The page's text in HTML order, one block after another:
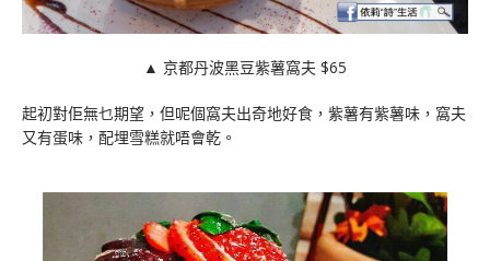
▲ 京都丹波黑豆紫薯窩夫 $65
起初對佢無乜期望，但呢個窩夫出奇地好食，紫薯有紫薯味，窩夫
又有蛋味，配埋雪糕就唔會乾。